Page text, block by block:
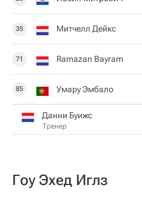
35 Митчелл Дейкс
71 Ramazan Bayram
85 Умару Эмбало
Данни Буижс
Тренер
Гоу Эхед Иглз